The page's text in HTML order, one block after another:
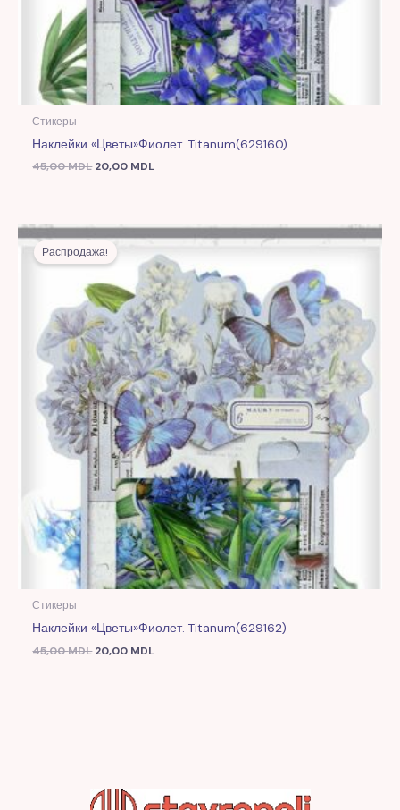
Стикеры
Наклейки «Цветы»фиолет. Titanum(629160)
45,00MDL 20,00 MDL
Распродажа!
Стикеры
Наклейки «Цветы»фиолет. Titanum(629162)
45,00MDL
Первоначальная
цена
составляла
45,00 MDL.
20,00 MDL
Текущая
20,00 MDL.